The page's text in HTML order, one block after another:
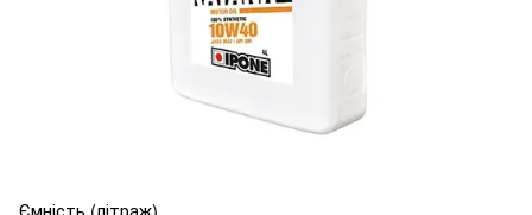
Ємність (літраж)